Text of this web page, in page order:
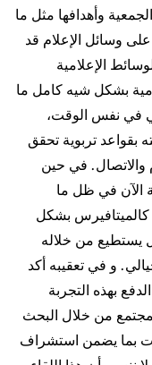
وأهدافها مثل ما
وسائل الإعلام قد
الإعلامية
بشكل شيه كامل ما
في نفس الوقت،
تربوية تحقق
والاتصال. في حين
الآن في ظل ما
كالميتافيرس بشكل
يستطيع من خلاله
و في تعقيبه أكد
بهذه التجربة
من خلال البحث
بما يضمن استشراف